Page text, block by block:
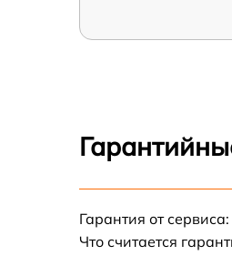
Гарантия от
Что считается